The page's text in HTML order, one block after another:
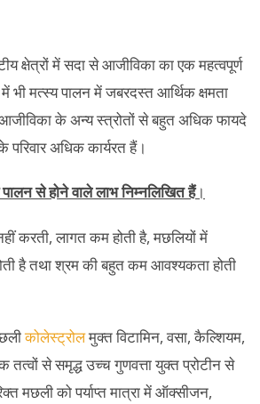
क्षेत्रों में सदा से आजीविका का एक महत्वपूर्ण
भी मत्स्य पालन में जबरदस्त आर्थिक क्षमता
के अन्य स्त्रोतों से बहुत अधिक फायदे
परिवार अधिक कार्यरत हैं।
से होने वाले लाभ निम्नलिखित हैं।
करती, लागत कम होती है, मछलियों में
है तथा श्रम की बहुत कम आवश्यकता होती
कोलेस्ट्रोलमुक्त विटामिन, वसा, कैल्शियम,
से समृद्ध उच्च गुणवत्ता युक्त प्रोटीन से
मछली को पर्याप्त मात्रा में ऑक्सीजन,